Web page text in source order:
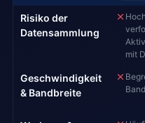
Risiko der
Datensammlung
mit
Geschwindigkeit
& Bandbreite